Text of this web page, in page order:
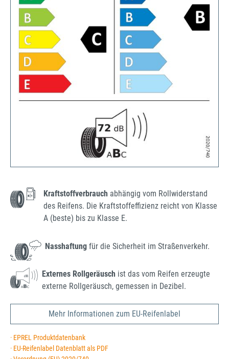
Kraftstoffverbrauch abhängig vom Rollwiderstand
des Reifens. Die Kraftstoffeffizienz reicht von Klasse
A (beste) bis zu Klasse E.
Nasshaftung für die Sicherheit im Straßenverkehr.
Externes Rollgeräusch ist das vom Reifen erzeugte
externe Rollgeräusch, gemessen in Dezibel.
Mehr Informationen zum EU-Reifenlabel
· EPREL Produktdatenbank
· EU-Reifenlabel Datenblatt als PDF